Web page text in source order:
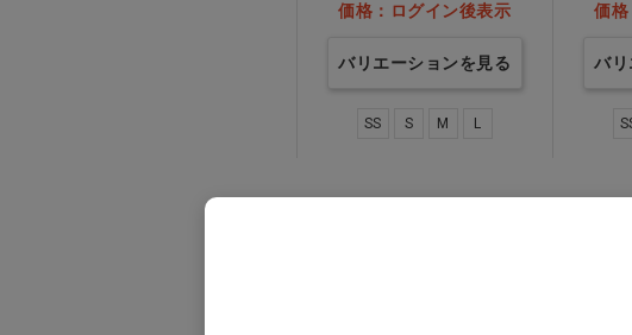
価格：ログイン後表示
バリエーションを見る
SS S M L
価
バリ